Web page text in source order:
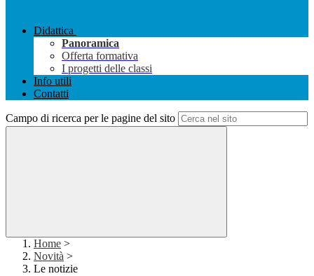
Didattica
Panoramica
Offerta formativa
I progetti delle classi
Info utili
Contatti
Campo di ricerca per le pagine del sito
Home >
Novità >
Le notizie